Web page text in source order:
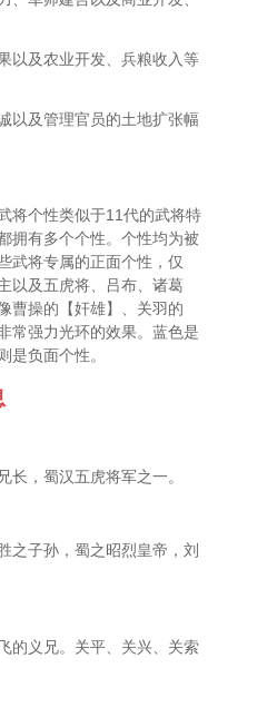
以及农业开发、兵粮收入等
以及管理官员的土地扩张幅
将个性类似于11代的武将特
拥有多个个性。个性均为被
武将专属的正面个性，仅
以及五虎将、吕布、诸葛
曹操的【奸雄】、关羽的
常强力光环的效果。蓝色是
是负面个性。
长，蜀汉五虎将军之一。
之子孙，蜀之昭烈皇帝，刘
的义兄。关平、关兴、关索